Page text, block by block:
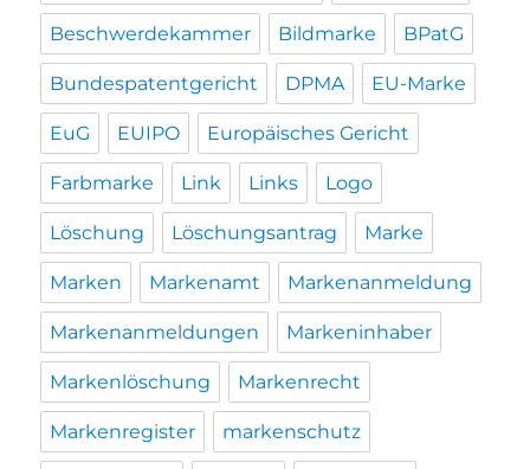
Beschwerdekammer Bildmarke BPatG
Bundespatentgericht DPMA EU-Marke
EuG EUIPO Europäisches Gericht
Farbmarke Link Links Logo
Löschung Löschungsantrag Marke
Marken Markenamt Markenanmeldung
Markenanmeldungen Markeninhaber
Markenlöschung Markenrecht
Markenregister markenschutz